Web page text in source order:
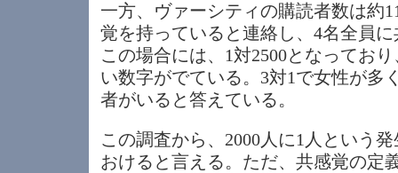
一方、ヴァーシティの購読者数は約
覚を持っていると連絡し、4名全員
この場合には、1対2500となってお
い数字がでている。3対1で女性が多
者がいると答えている。
この調査から、2000人に1人という
おけると言える。ただ、共感覚の定